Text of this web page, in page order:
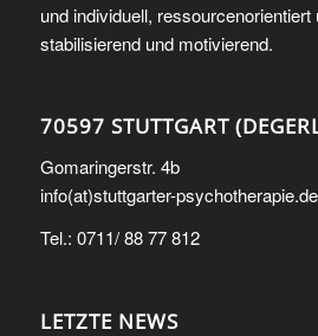
und individuell,
stabilisierend und motivierend.
70597 STUTTGART
Gomaringerstr. 4b
info(at)stuttgarter-psychotherapie.de
Tel.: 0711/ 88 77 812
LETZTE NEWS